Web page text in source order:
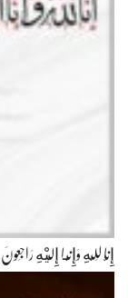
إِنَّا لِلّهِ وَإِنَّـا إِلَيْهِ رَاجِعونَ